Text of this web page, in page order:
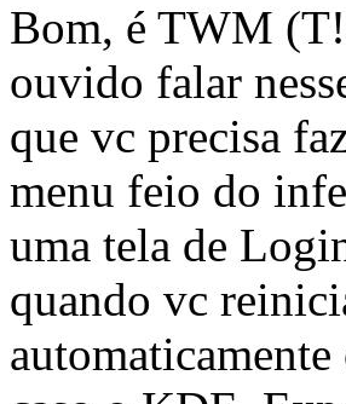
Bom, é TWM
ouvido falar
que vc precisa
menu feio do
uma tela de
quando vc